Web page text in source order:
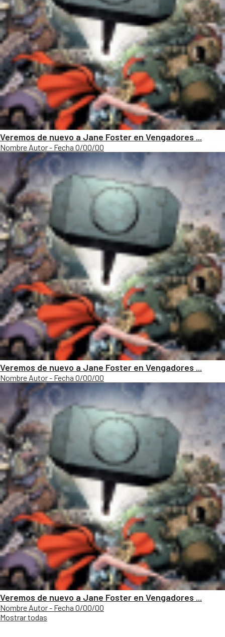
Veremos de nuevo a Jane Foster en Vengadores ...
Nombre Autor - Fecha 0/00/00
Veremos de nuevo a Jane Foster en Vengadores ...
Nombre Autor - Fecha 0/00/00
Veremos de nuevo a Jane Foster en Vengadores ...
Nombre Autor - Fecha 0/00/00
Mostrar todas